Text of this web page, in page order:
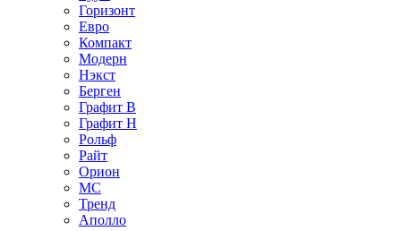
Горизонт
Евро
Компакт
Модерн
Нэкст
Берген
Графит В
Графит Н
Рольф
Райт
Орион
МС
Тренд
Аполло